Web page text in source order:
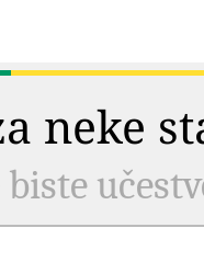
neke
biste